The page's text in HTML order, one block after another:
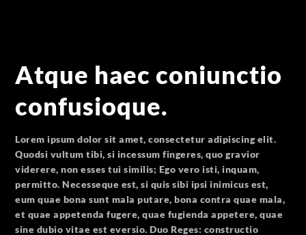
Atque haec coniunctio
confusioque.
Lorem ipsum dolor sit amet, consectetur adipiscing elit.
Quodsi vultum tibi, si incessum fingeres, quo gravior
viderere, non esses tui similis; Ego vero isti, inquam,
permitto. Necesseque est, si quis sibi ipsi inimicus est,
eum quae bona sunt mala putare, bona contra quae mala,
et quae appetenda fugere, quae fugienda appetere, quae
sine dubio vitae est eversio. Duo Reges: constructio